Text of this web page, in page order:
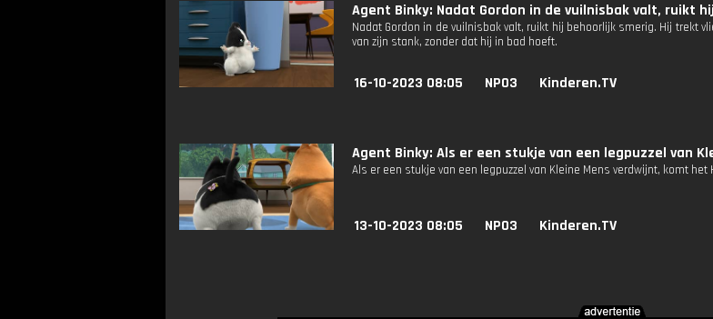
Agent Binky: Nadat Gordon in de vuilnisbak valt, ruikt
Nadat Gordon in de vuilnisbak valt, ruikt hij behoorlijk smerig. Hij trekt
van zijn stank, zonder dat hij in bad hoeft.
16-10-2023 08:05 NPO3 Kinderen.TV
Agent Binky: Als er een stukje van een legpuzzel van
Als er een stukje van een legpuzzel van Kleine Mens verdwijnt, komt
13-10-2023 08:05 NPO3 Kinderen.TV